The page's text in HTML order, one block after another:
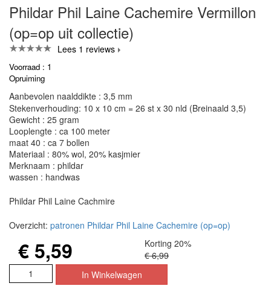
Phildar Phil Laine Cachemire Vermillon
(op=op uit collectie)
Lees 1 reviews
Voorraad : 1
Opruiming
Aanbevolen naalddikte : 3,5 mm
Stekenverhouding: 10 x 10 cm = 26 st x 30 nld (Breinaald 3,5)
Gewicht : 25 gram
Looplengte : ca 100 meter
maat 40 : ca 7 bollen
Materiaal : 80% wol, 20% kasjmier
Merknaam : phildar
wassen : handwas
Phildar Phil Laine Cachmire
Overzicht: patronen Phildar Phil Laine Cachemire (op=op)
€ 5,59
Korting 20%
€ 6,99